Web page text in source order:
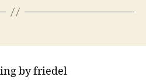
by friedel